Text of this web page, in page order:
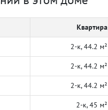
Квартира
2-к, 44.2 м²
2-к, 44.2 м²
2-к, 44.2 м²
2-к, 45 м²